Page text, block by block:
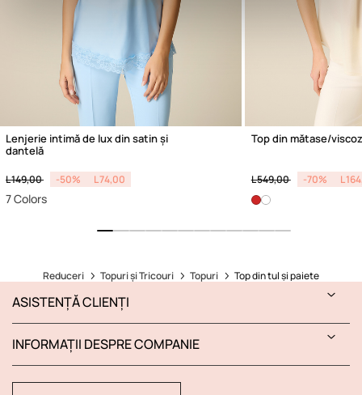
Lenjerie intimă de lux din satin și
dantelă
Price reduced from
L 149,00 to -50% L 74,00
7 Colors
Top din mătase/
Price reduced from
L 549,00 to -70% L
Reduceri Topuri și Tricouri Topuri Top din tul și paiete
ASISTENȚĂ CLIENȚI
INFORMAȚII DESPRE COMPANIE